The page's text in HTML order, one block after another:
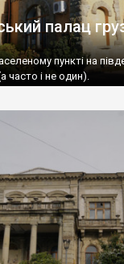
палац
пункті на
часто і не один).